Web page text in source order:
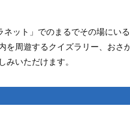
ット」でのまるでその場にい
を周遊するクイズラリー、おさ
みいただけます。